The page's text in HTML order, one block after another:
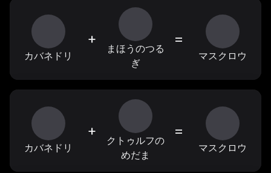
カバネドリ
+
まほうのつる
ぎ
=
マスクロウ
カバネドリ
+
クトゥルフの
めだま
=
マスクロウ